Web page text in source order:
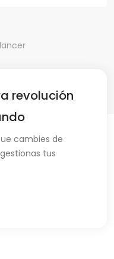
revolución
cambies de
tus